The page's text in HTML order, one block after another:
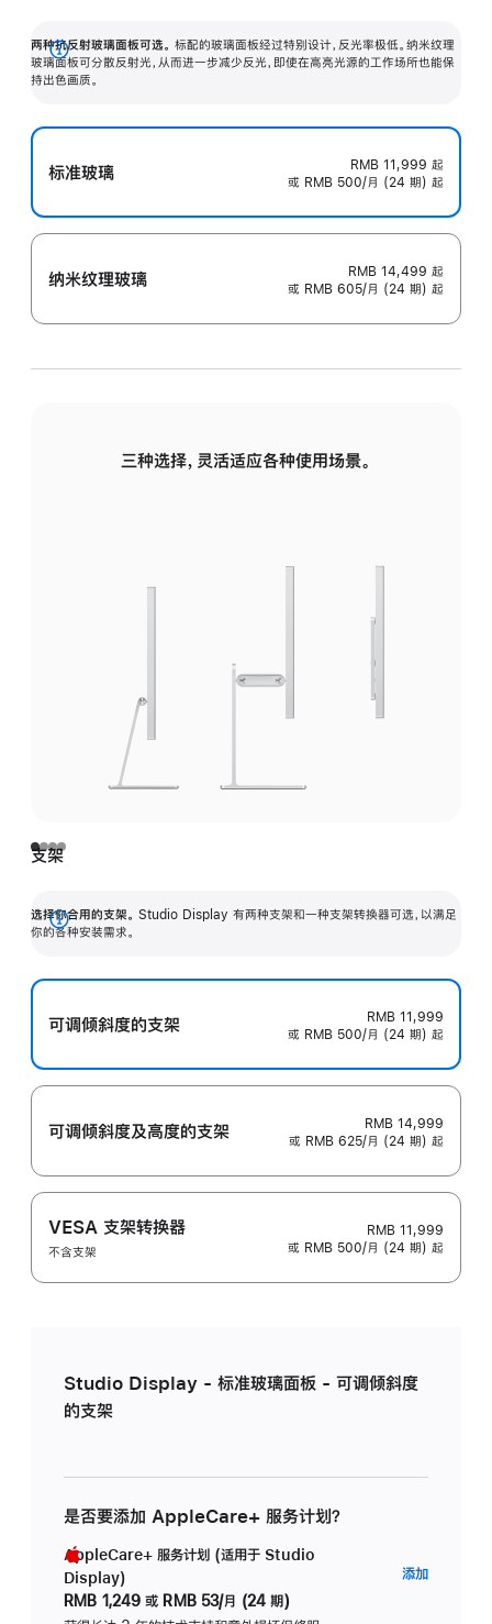
两种抗反射玻璃面板可选。 标配的玻璃面板经过特别设计，反光率极低。纳米纹理
玻璃面板可分散反射光，从而进一步减少反光，即使在高亮光源的工作场所也能保
持出色画质。
展
开
标准玻璃 RMB 11,999 起
或 RMB 500/月 (24 期) 起
纳米纹理玻璃 RMB 14,499 起
或 RMB 605/月 (24 期) 起
三种选择，灵活适应各种使用场景。
支架
选择你合用的支架。 Studio Display 有两种支架和一种支架转换器可选，以满足
你的各种安装需求。
展
可调倾斜度的支架
RMB 11,999
或 RMB 500/月 (24 期) 起
可调倾斜度及高‍度的支‍架
RMB 14,999
或 RMB 625/月 (24 期) 起
VESA 支架转换器
不含支架
RMB 11,999
或 RMB 500/月 (24 期) 起
Studio Display - 标准玻璃面板 - 可调倾斜度
的支架
是否要添加 AppleCare+ 服务计划？
AppleCare+ 服务计划 (适用于 Studio
Display)
RMB 1,249 或 RMB 53/月 (24 期)
添加